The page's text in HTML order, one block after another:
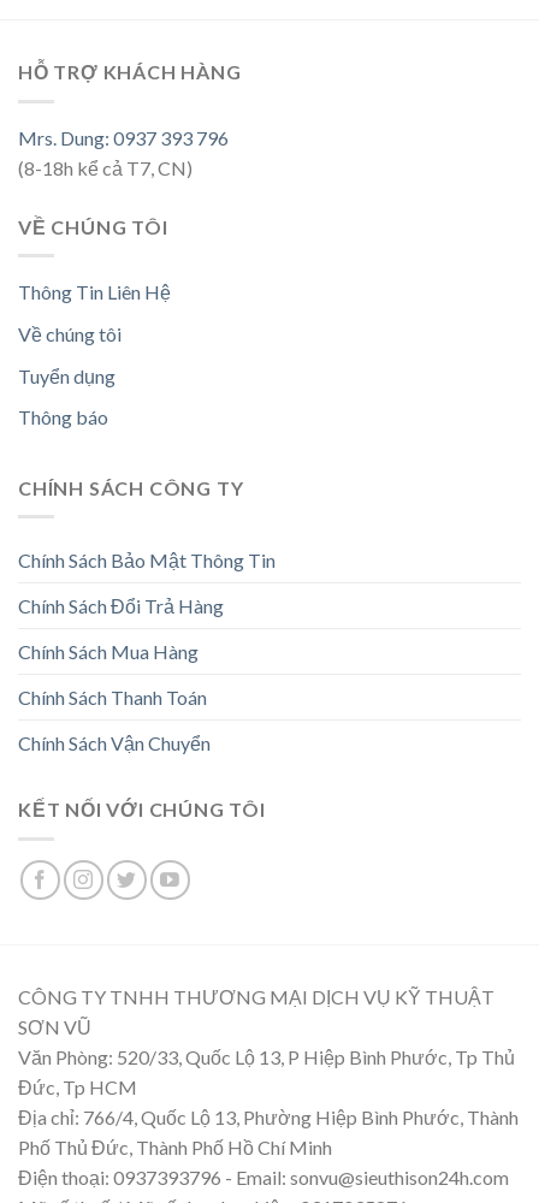
HỖ TRỢ KHÁCH HÀNG
Mrs. Dung: 0937 393 796
(8-18h kể cả T7, CN)
VỀ CHÚNG TÔI
Thông Tin Liên Hệ
Về chúng tôi
Tuyển dụng
Thông báo
CHÍNH SÁCH CÔNG TY
Chính Sách Bảo Mật Thông Tin
Chính Sách Đổi Trả Hàng
Chính Sách Mua Hàng
Chính Sách Thanh Toán
Chính Sách Vận Chuyển
KẾT NỐI VỚI CHÚNG TÔI
CÔNG TY TNHH THƯƠNG MẠI DỊCH VỤ KỸ THUẬT
SƠN VŨ
Văn Phòng: 520/33, Quốc Lộ 13, P Hiệp Bình Phước, Tp Thủ
Đức, Tp HCM
Địa chỉ: 766/4, Quốc Lộ 13, Phường Hiệp Bình Phước, Thành
Phố Thủ Đức, Thành Phố Hồ Chí Minh
Điện thoại: 0937393796 - Email: sonvu@sieuthison24h.com